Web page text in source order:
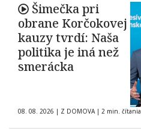
Šimečka pri
obrane Korčokovej
kauzy tvrdí: Naša
politika je iná než
smerácka
08. 08. 2026 | Z DOMOVA | 2 min. čítania